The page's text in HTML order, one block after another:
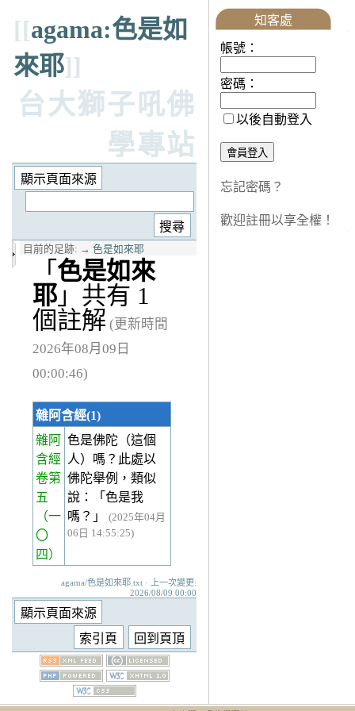
[[agama:色是如
來耶]]
台大獅子吼佛
學專站
目前的足跡: → 色是如來耶
「 色是如來
耶 」共有 1
個註解 (更新時間
2026年08月09日
00:00:46)
雜阿含經(1)
雜阿
含經
卷第
五
（一
〇
四）
色是佛陀（這個
人）嗎？此處以
佛陀舉例，類似
說：「色是我
嗎？」
(2025年04月
06日 14:55:25)
agama/色是如來耶.txt · 上一次變更:
2026/08/09 00:00
知客處
帳號：
密碼：
以後自動登入
忘記密碼？
歡迎註冊以享全權！